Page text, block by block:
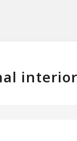
interior